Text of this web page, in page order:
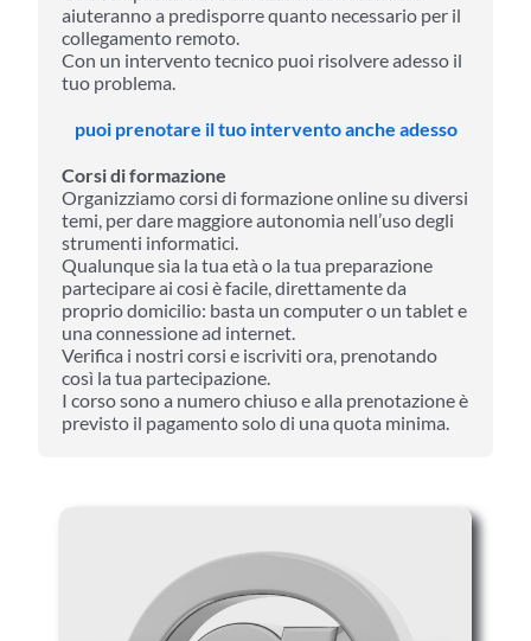
aiuteranno a predisporre quanto necessario per il
collegamento remoto.
Con un intervento tecnico puoi risolvere adesso il
tuo problema.
puoi prenotare il tuo intervento anche adesso
Corsi di formazione
Organizziamo corsi di formazione online su diversi
temi, per dare maggiore autonomia nell’uso degli
strumenti informatici.
Qualunque sia la tua età o la tua preparazione
partecipare ai cosi è facile, direttamente da
proprio domicilio: basta un computer o un tablet e
una connessione ad internet.
Verifica i nostri corsi e iscriviti ora, prenotando
così la tua partecipazione.
I corso sono a numero chiuso e alla prenotazione è
previsto il pagamento solo di una quota minima.